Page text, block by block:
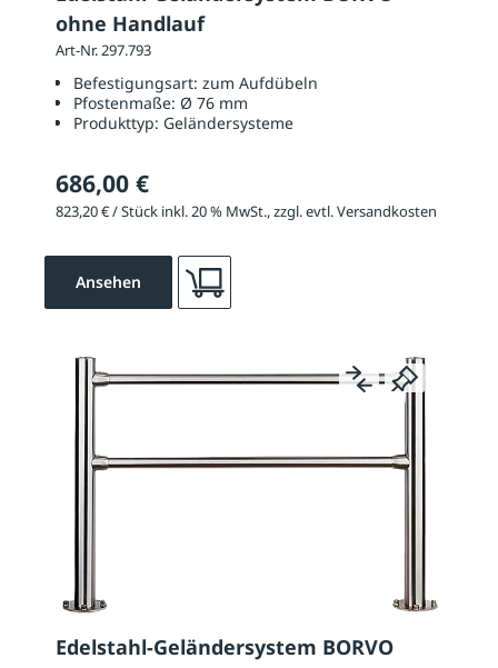
ohne Handlauf
Art-Nr. 297.793
Befestigungsart: zum Aufdübeln
Pfostenmaße: Ø 76 mm
Produkttyp: Geländersysteme
686,00 €
823,20 € / Stück inkl. 20 % MwSt., zzgl. evtl. Versandkosten
Ansehen
Edelstahl-Geländersystem BORVO